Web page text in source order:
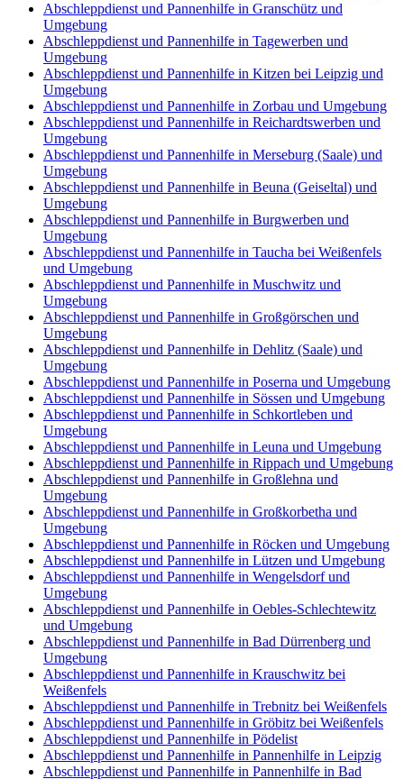
Abschleppdienst und Pannenhilfe in Granschütz und
Umgebung
Abschleppdienst und Pannenhilfe in Tagewerben und
Umgebung
Abschleppdienst und Pannenhilfe in Kitzen bei Leipzig und
Umgebung
Abschleppdienst und Pannenhilfe in Zorbau und Umgebung
Abschleppdienst und Pannenhilfe in Reichardtswerben und
Umgebung
Abschleppdienst und Pannenhilfe in Merseburg (Saale) und
Umgebung
Abschleppdienst und Pannenhilfe in Beuna (Geiseltal) und
Umgebung
Abschleppdienst und Pannenhilfe in Burgwerben und
Umgebung
Abschleppdienst und Pannenhilfe in Taucha bei Weißenfels
und Umgebung
Abschleppdienst und Pannenhilfe in Muschwitz und
Umgebung
Abschleppdienst und Pannenhilfe in Großgörschen und
Umgebung
Abschleppdienst und Pannenhilfe in Dehlitz (Saale) und
Umgebung
Abschleppdienst und Pannenhilfe in Poserna und Umgebung
Abschleppdienst und Pannenhilfe in Sössen und Umgebung
Abschleppdienst und Pannenhilfe in Schkortleben und
Umgebung
Abschleppdienst und Pannenhilfe in Leuna und Umgebung
Abschleppdienst und Pannenhilfe in Rippach und Umgebung
Abschleppdienst und Pannenhilfe in Großlehna und
Umgebung
Abschleppdienst und Pannenhilfe in Großkorbetha und
Umgebung
Abschleppdienst und Pannenhilfe in Röcken und Umgebung
Abschleppdienst und Pannenhilfe in Lützen und Umgebung
Abschleppdienst und Pannenhilfe in Wengelsdorf und
Umgebung
Abschleppdienst und Pannenhilfe in Oebles-Schlechtewitz
und Umgebung
Abschleppdienst und Pannenhilfe in Bad Dürrenberg und
Umgebung
Abschleppdienst und Pannenhilfe in Krauschwitz bei
Weißenfels
Abschleppdienst und Pannenhilfe in Trebnitz bei Weißenfels
Abschleppdienst und Pannenhilfe in Gröbitz bei Weißenfels
Abschleppdienst und Pannenhilfe in Pödelist
Abschleppdienst und Pannenhilfe in Pannenhilfe in Leipzig
Abschleppdienst und Pannenhilfe in Pannenhilfe in Bad